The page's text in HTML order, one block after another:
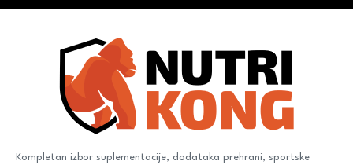
Kompletan izbor suplementacije, dodataka prehrani, sportske